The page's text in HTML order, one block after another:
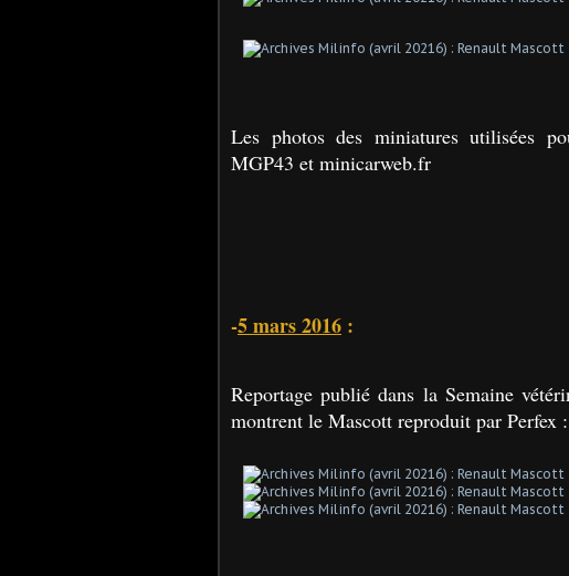
Les photos des miniatures utilisées
MGP43 et minicarweb.fr
-5 mars 2016 :
Reportage publié dans la Semaine
montrent le Mascott reproduit par Perfex :